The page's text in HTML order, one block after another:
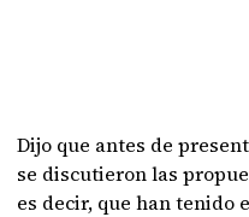
Dijo que antes de
se discutieron las
es decir, que han tenido